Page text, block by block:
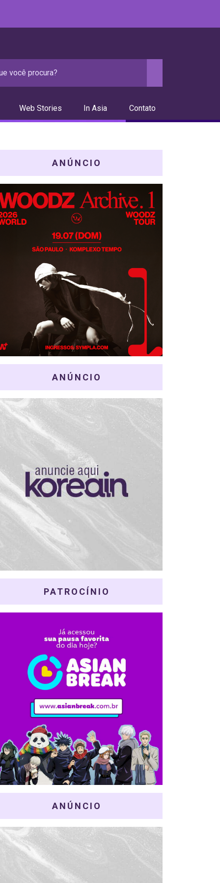
Web Stories In Asia Contato
ANÚNCIO
ANÚNCIO
PATROCÍNIO
ANÚNCIO